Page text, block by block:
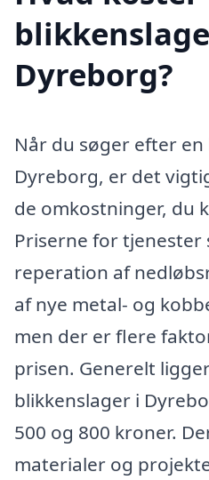
Dyreborg?
Når du søger efter
Dyreborg, er det
de omkostninger, du
Priserne for tjenester
reperation af
af nye metal- og
men der er flere
prisen. Generelt
blikkenslager i
500 og 800 kroner.
materialer og